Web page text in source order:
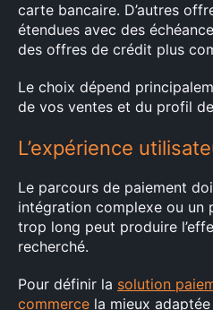
carte bancaire. D’autres
étendues avec des
des offres de crédit plus
Le choix dépend
de vos ventes et du profil
L’expérience
Le parcours de paiement
intégration complexe ou un
trop long peut produire
recherché.
Pour définir la solution
commerce la mieux